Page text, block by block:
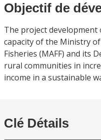
Objectif de
The project
capacity of the Ministry
Fisheries (MAFF) and its
rural communities in
income in a sustainable
Clé Détails